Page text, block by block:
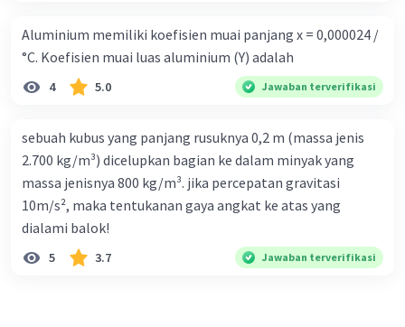
Aluminium memiliki koefisien muai panjang x = 0,000024 /
°C. Koefisien muai luas aluminium (Y) adalah
4 5.0 Jawaban terverifikasi
sebuah kubus yang panjang rusuknya 0,2 m (massa jenis
2.700 kg/m³) dicelupkan bagian ke dalam minyak yang
massa jenisnya 800 kg/m³. jika percepatan gravitasi
10m/s², maka tentukanan gaya angkat ke atas yang
dialami balok!
5 3.7 Jawaban terverifikasi